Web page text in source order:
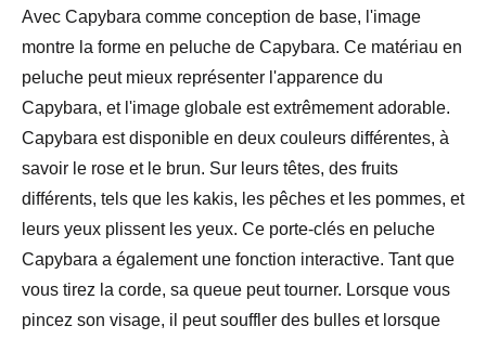
Avec Capybara comme conception de base, l'image
montre la forme en peluche de Capybara. Ce matériau en
peluche peut mieux représenter l'apparence du
Capybara, et l'image globale est extrêmement adorable.
Capybara est disponible en deux couleurs différentes, à
savoir le rose et le brun. Sur leurs têtes, des fruits
différents, tels que les kakis, les pêches et les pommes, et
leurs yeux plissent les yeux. Ce porte-clés en peluche
Capybara a également une fonction interactive. Tant que
vous tirez la corde, sa queue peut tourner. Lorsque vous
pincez son visage, il peut souffler des bulles et lorsque